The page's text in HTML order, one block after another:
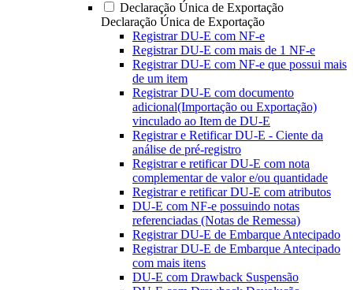
Declaração Única de Exportação
Declaração Única de Exportação
Registrar DU-E com NF-e
Registrar DU-E com mais de 1 NF-e
Registrar DU-E com NF-e que possui mais
de um item
Registrar DU-E com documento
adicional(Importação ou Exportação)
vinculado ao Item de DU-E
Registrar e Retificar DU-E - Ciente da
análise de pré-registro
Registrar e retificar DU-E com nota
complementar de valor e/ou quantidade
Registrar e retificar DU-E com atributos
DU-E com NF-e possuindo notas
referenciadas (Notas de Remessa)
Registrar DU-E de Embarque Antecipado
Registrar DU-E de Embarque Antecipado
com mais itens
DU-E com Drawback Suspensão